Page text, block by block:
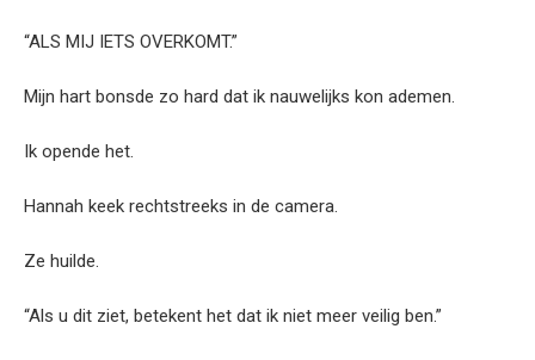
“ALS MIJ IETS OVERKOMT.”
Mijn hart bonsde zo hard dat ik nauwelijks kon ademen.
Ik opende het.
Hannah keek rechtstreeks in de camera.
Ze huilde.
“Als u dit ziet, betekent het dat ik niet meer veilig ben.”